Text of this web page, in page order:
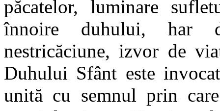
păcatelor, luminare
înnoire duhului, har
nestricăciune, izvor de
Duhului Sfânt este
unită cu semnul prin